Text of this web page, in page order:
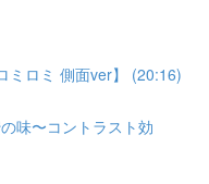
ミロミ 側面ver】 (20:16)
味〜コントラスト効